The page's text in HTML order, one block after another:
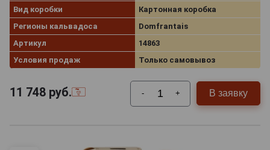
Вид коробки
Картонная коробка
Регионы кальвадоса
Domfrantais
Артикул
14863
Условия продаж
Только самовывоз
11 748 руб. - + В заявку